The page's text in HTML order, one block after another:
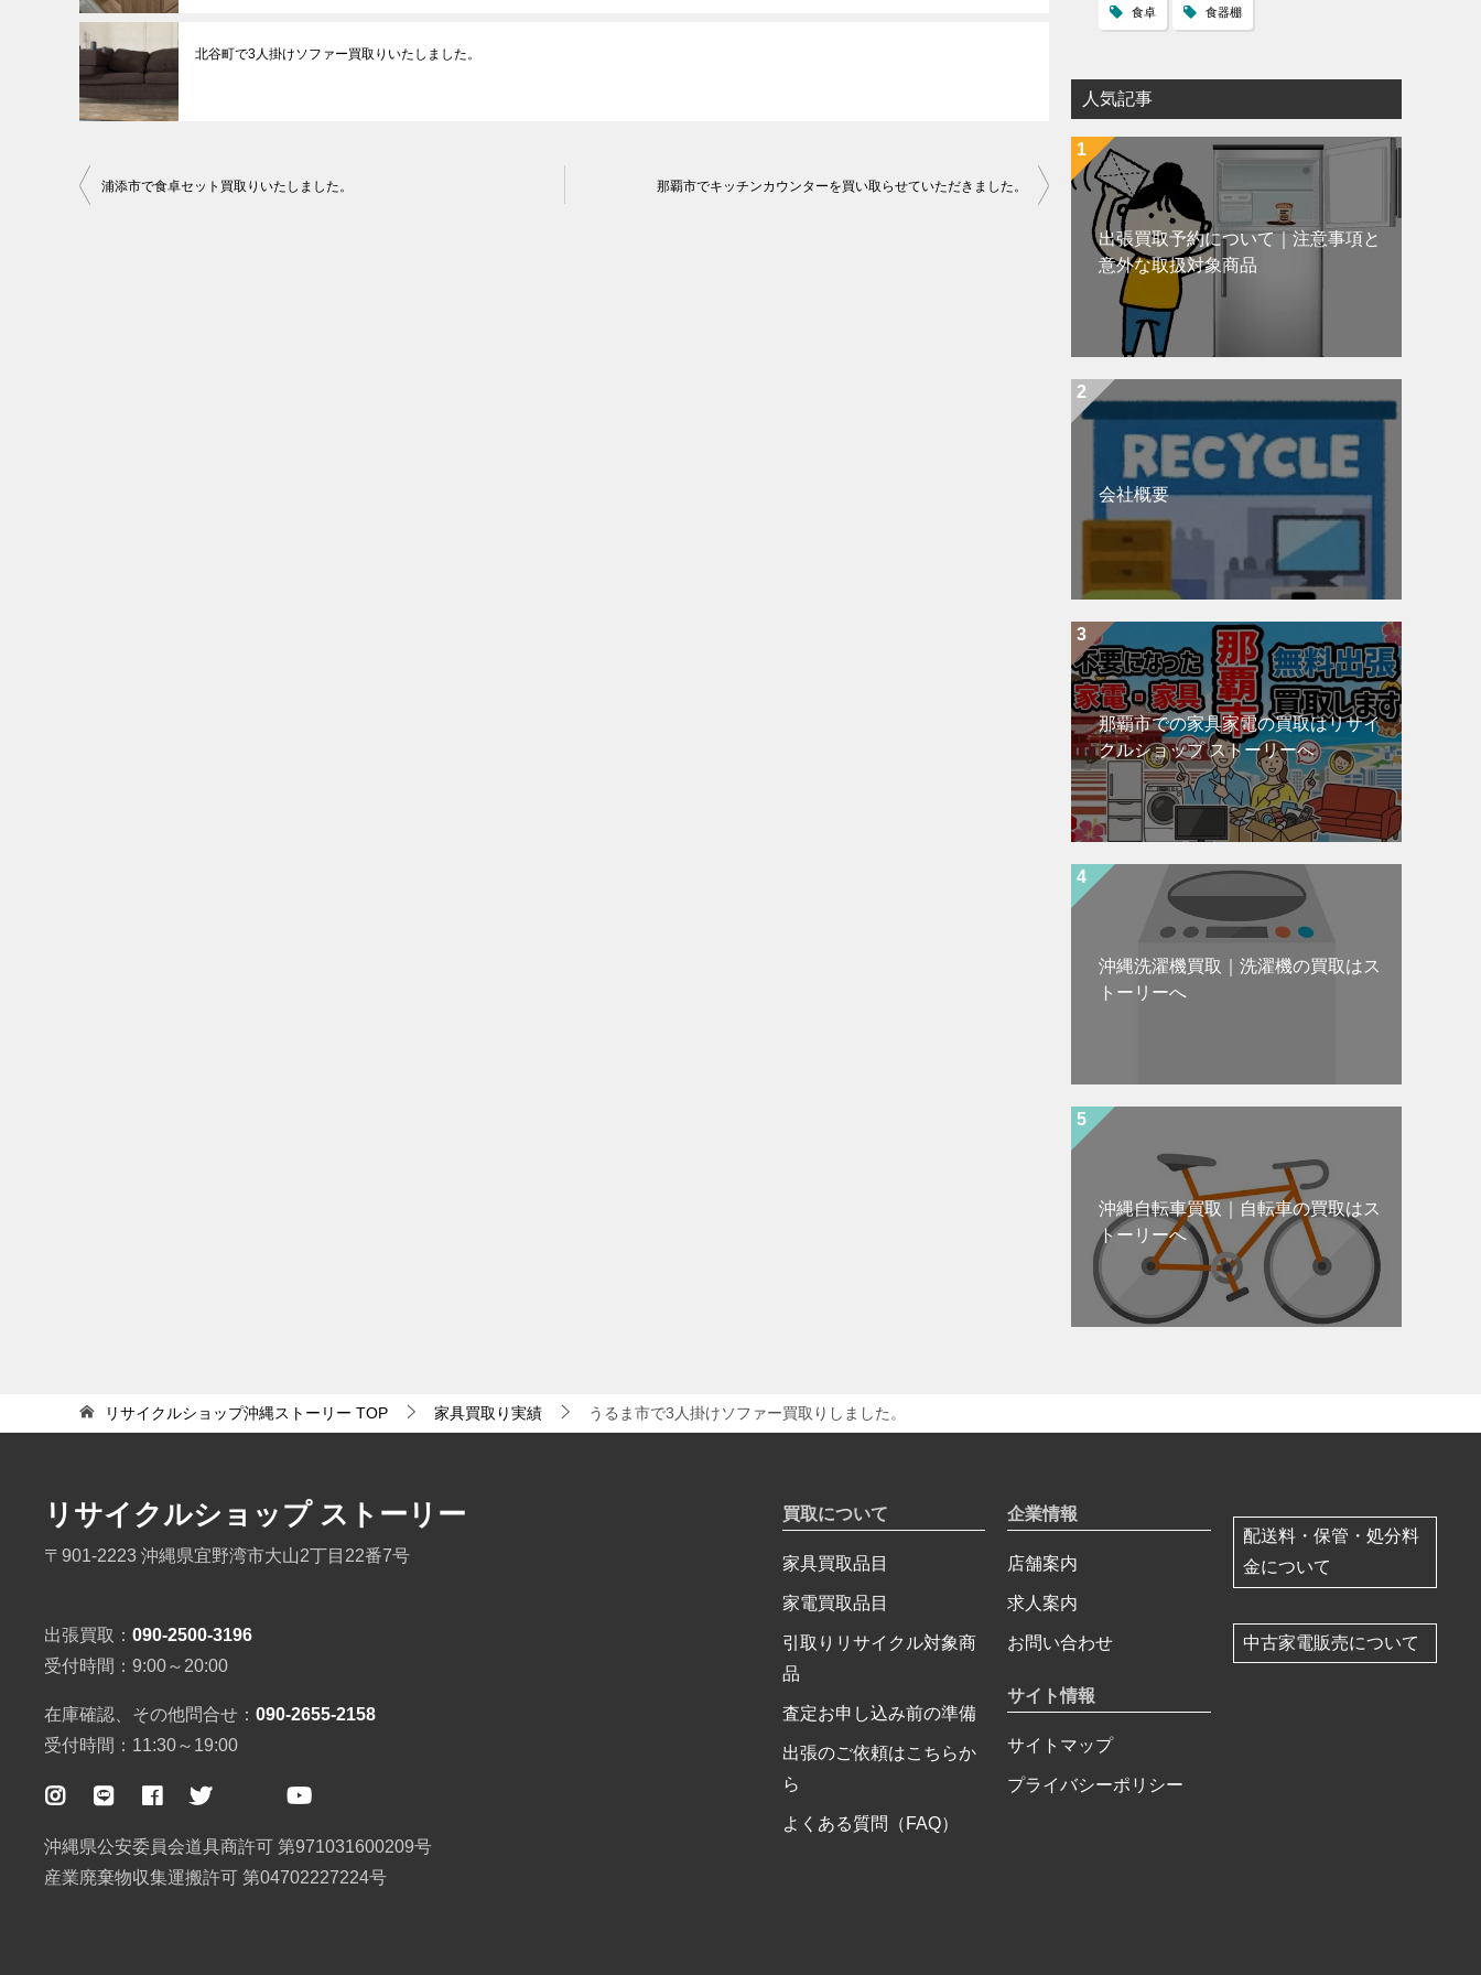
北谷町で3人掛けソファー買取りいたしました。
投
浦添市で食卓セット買取りいたしました。 那覇市でキッチンカウンターを買い取らせていただきました。
食卓 食器棚
人気記事
出張買取予約について｜注意事項と
意外な取扱対象商品
会社概要
那覇市での家具家電の買取はリサイ
クルショップ ストーリーへ
沖縄洗濯機買取｜洗濯機の買取はス
トーリーへ
沖縄自転車買取｜自転車の買取はス
トーリーへ
リサイクルショップ沖縄ストーリー TOP 家具買取り実績 うるま市で3人掛けソファー買取りしました。
リサイクルショップ ストーリー
〒901-2223 沖縄県宜野湾市大山2丁目22番7号
出張買取： 090-2500-3196
受付時間：9:00～20:00
在庫確認、その他問合せ： 090-2655-2158
受付時間：11:30～19:00
沖縄県公安委員会道具商許可 第971031600209号
産業廃棄物収集運搬許可 第04702227224号
買取について
家具買取品目
家電買取品目
引取りリサイクル対象商
品
査定お申し込み前の準備
出張のご依頼はこちらか
ら
よくある質問（FAQ）
企業情報
店舗案内
求人案内
お問い合わせ
サイト情報
サイトマップ
プライバシーポリシー
配送料・保管・処分料
金について
中古家電販売について